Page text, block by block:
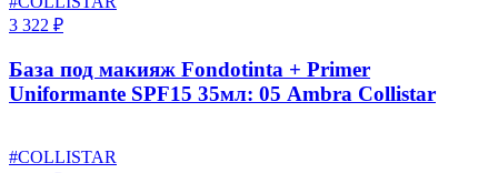
3 322 ₽
База под макияж Fondotinta + Primer
Uniformante SPF15 35мл: 05 Ambra Collistar
#COLLISTAR